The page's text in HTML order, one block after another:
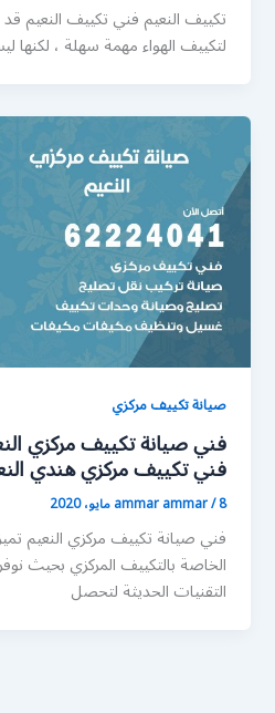
تكييف النعيم فني تكييف النعيم
لتكييف الهواء مهمة سهلة ،
صيانة تكييف مركزي
فني تكييف مركزي هندي
ammar ammar/8 مايو، 2020
فني صيانة تكييف مركزي النعيم
الخاصة بالتكييف المركزي بحيث
التقنيات الحديثة لتحصل